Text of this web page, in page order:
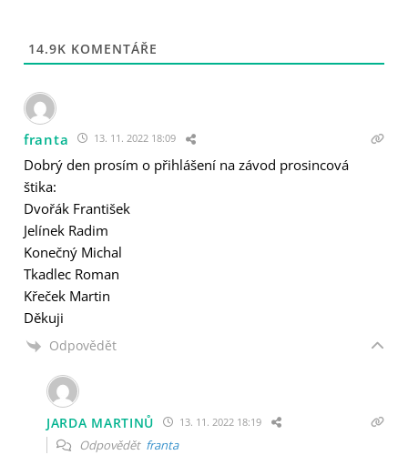
14.9K KOMENTÁŘE
franta 13. 11. 2022 18:09
Dobrý den prosím o přihlášení na závod prosincová
štika:
Dvořák František
Jelínek Radim
Konečný Michal
Tkadlec Roman
Křeček Martin
Děkuji
Odpovědět
JARDA MARTINŮ 13. 11. 2022 18:19
Odpovědět franta